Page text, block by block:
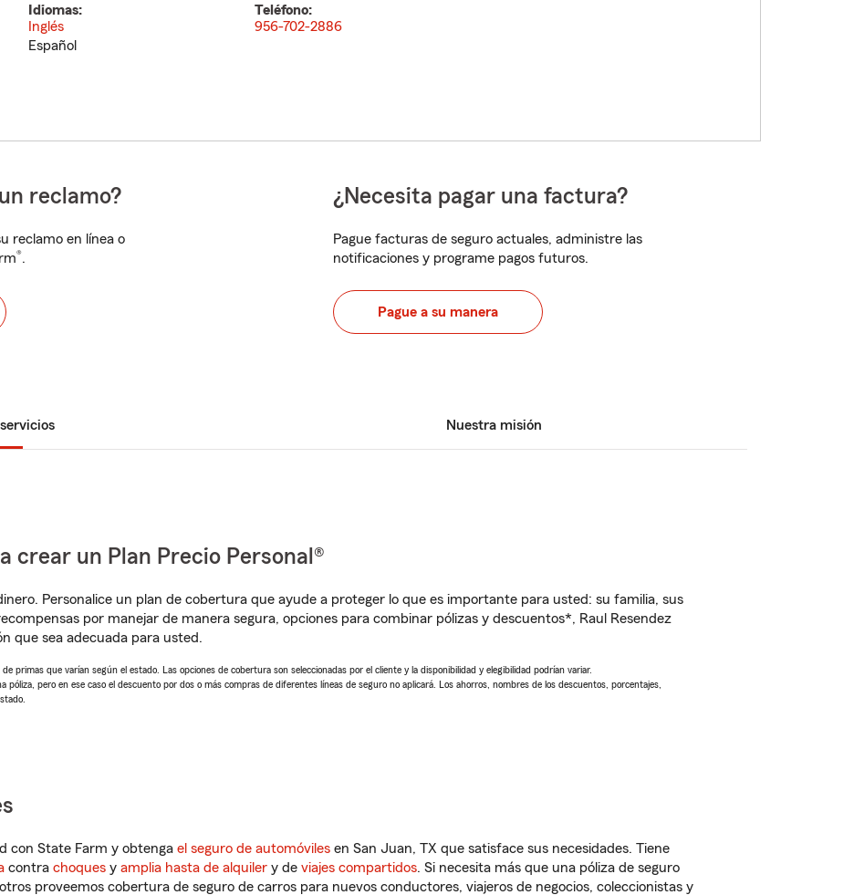
Idiomas:
Inglés
Español
Teléfono:
956-702-2886
reclamo?
reclamo en línea o
®.
¿Necesita pagar una factura?
Pague facturas de seguro actuales, administre las
notificaciones y programe pagos futuros.
Pague a su manera
Nuestra misión
crear un Plan Precio Personal®
Personalice un plan de cobertura que ayude a proteger lo que es importante para usted: su familia, sus
por manejar de manera segura, opciones para combinar pólizas y descuentos*, Raul Resendez
que sea adecuada para usted.
primas que varían según el estado. Las opciones de cobertura son seleccionadas por el cliente y la disponibilidad y elegibilidad podrían variar.
póliza, pero en ese caso el descuento por dos o más compras de diferentes líneas de seguro no aplicará. Los ahorros, nombres de los descuentos, porcentajes,
con State Farm y obtenga el seguro de automóviles en San Juan, TX que satisface sus necesidades. Tiene
contra choques y amplia hasta de alquiler y de viajes compartidos. Si necesita más que una póliza de seguro
proveemos cobertura de seguro de carros para nuevos conductores, viajeros de negocios, coleccionistas y